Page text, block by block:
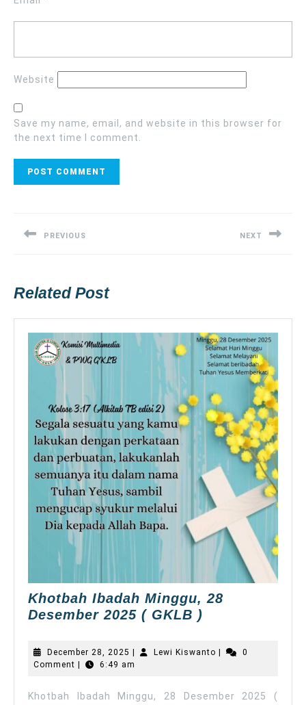
Website
Save my name, email, and website in this browser for
the next time I comment.
PREVIOUS NEXT
Related Post
Khotbah Ibadah Minggu, 28
Desember 2025 ( GKLB )
Minggu,
2025
December 28, 2025 December
28,
Lewi Kiswanto Lewi
0
Comment
6:49 am
Khotbah Ibadah Minggu, 28 Desember 2025 (